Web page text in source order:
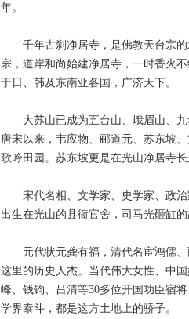
年。
千年古刹净居寺，是佛教天台宗的
宗，道岸和尚始建净居寺，一时香火
于日、韩及东南亚各国，广济天下。
大苏山已成为五台山、峨眉山、九
唐宋以来，韦应物、郦道元、苏东坡
歌吟田园。苏东坡更是在光山净居寺
宋代名相、文学家、史学家、政治
出生在光山的县衙官舍，司马光砸缸
元代状元龚有福，清代名宦鸿儒、
这里的历史人杰。当代伟大女性、中
峰、钱钧、吕清等30多位开国功臣宿
学界泰斗，都是这方土地上的骄子。